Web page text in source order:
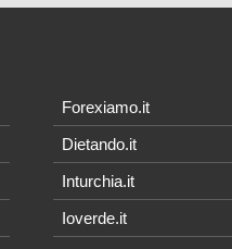
Forexiamo.it
Dietando.it
Inturchia.it
Ioverde.it